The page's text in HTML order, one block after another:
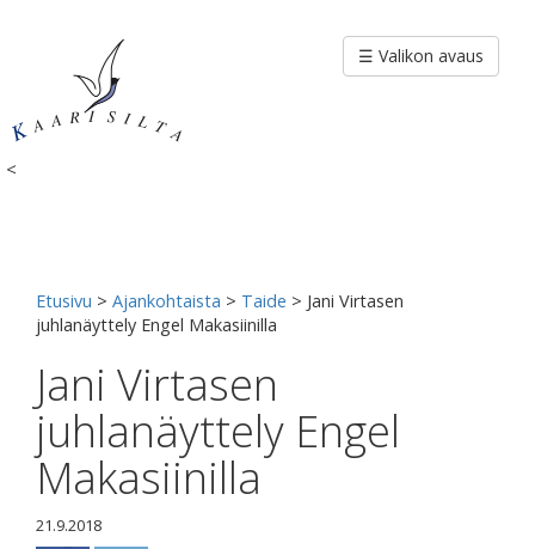
<
☰ Valikon avaus
Etusivu > Ajankohtaista > Taide > Jani Virtasen
juhlanäyttely Engel Makasiinilla
Jani Virtasen
juhlanäyttely Engel
Makasiinilla
21.9.2018